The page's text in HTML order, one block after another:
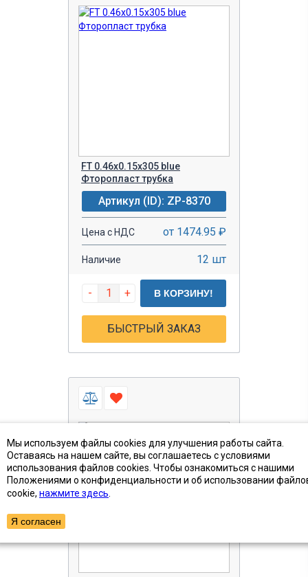
FT 0.46x0.15x305 blue
Фторопласт трубка
Артикул (ID): ZP-8370
Цена с НДС от 1474.95 ₽
Наличие 12 шт
- + В КОРЗИНУ!
БЫСТРЫЙ ЗАКАЗ
Мы используем файлы cookies для улучшения работы сайта.
Оставаясь на нашем сайте, вы соглашаетесь с условиями
использования файлов cookies. Чтобы ознакомиться с нашими
Положениями о конфиденциальности и об использовании
cookie, нажмите здесь
Я согласен